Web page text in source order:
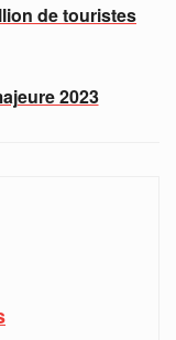
de touristes
2023